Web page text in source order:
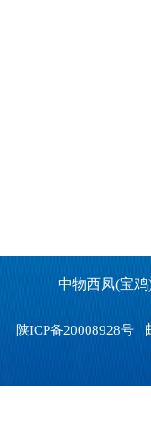
中物西凤(宝
陕ICP备20008928号